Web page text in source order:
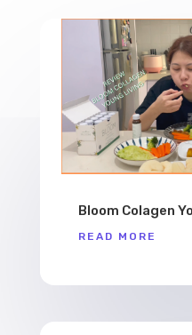
Bloom Colagen
READ MORE